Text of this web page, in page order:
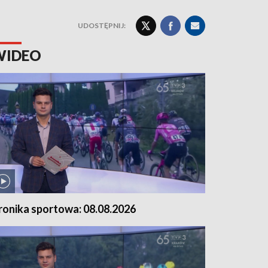
UDOSTĘPNIJ:
sportowa: 08.08.2026